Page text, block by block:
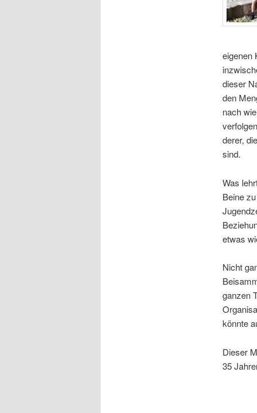
eigenen
dieser
den
nach
derer,
sind.
Was
Beine
etwas
Nicht
ganzen
könnte
Dieser
35